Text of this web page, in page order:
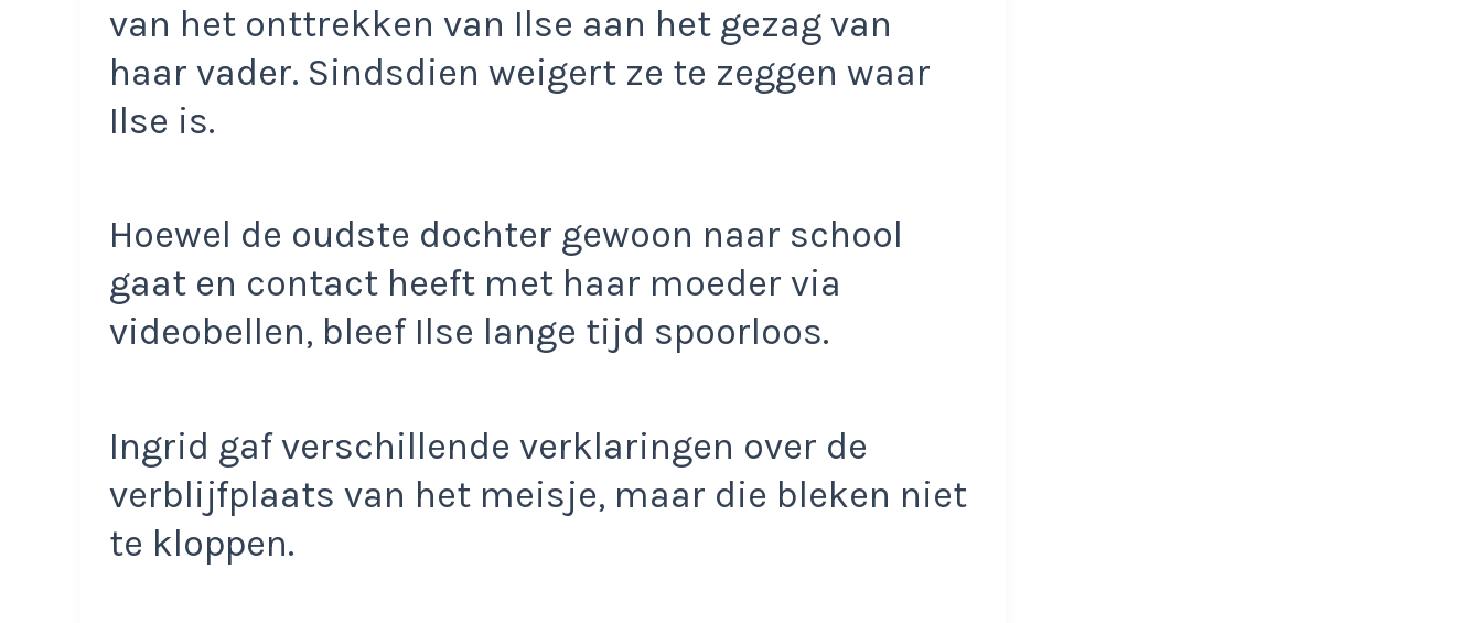
van het onttrekken van Ilse aan het gezag van
haar vader. Sindsdien weigert ze te zeggen waar
Ilse is.
Hoewel de oudste dochter gewoon naar school
gaat en contact heeft met haar moeder via
videobellen, bleef Ilse lange tijd spoorloos.
Ingrid gaf verschillende verklaringen over de
verblijfplaats van het meisje, maar die bleken niet
te kloppen.